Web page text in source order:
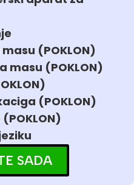
(POKLON)
masu (POKLON)
(POKLON)
SADA